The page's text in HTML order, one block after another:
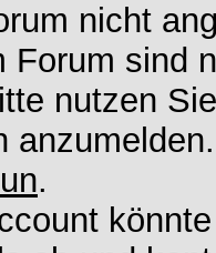
nicht
Forum sind
nutzen
.